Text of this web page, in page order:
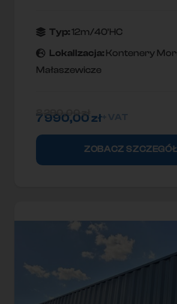
Typ:12m/40'HC
Lokallzacja: Kontenery
Małaszewicze
7 990,00zł
8 290,00 zł
ZOBACZ